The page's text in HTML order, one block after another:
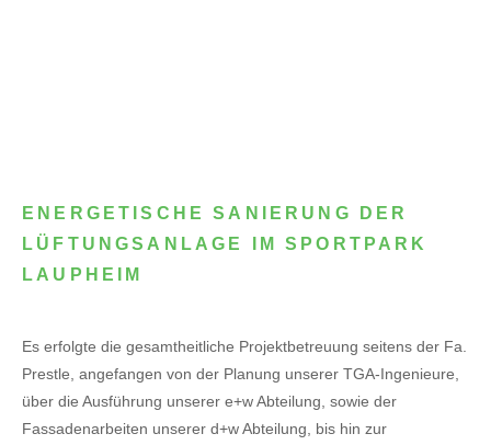
ENERGETISCHE SANIERUNG DER
LÜFTUNGSANLAGE IM SPORTPARK
LAUPHEIM
Es erfolgte die gesamtheitliche Projektbetreuung seitens der Fa.
Prestle, angefangen von der Planung unserer TGA-Ingenieure,
über die Ausführung unserer e+w Abteilung, sowie der
Fassadenarbeiten unserer d+w Abteilung, bis hin zur